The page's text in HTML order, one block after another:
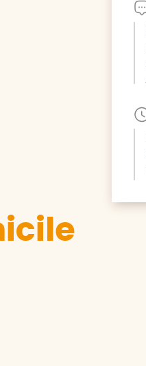
Trouver mon